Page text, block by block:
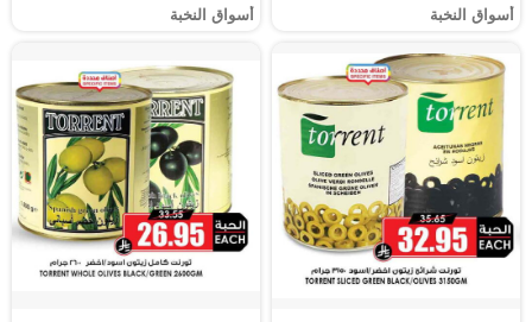
أسواق النخبة أسواق النخبة